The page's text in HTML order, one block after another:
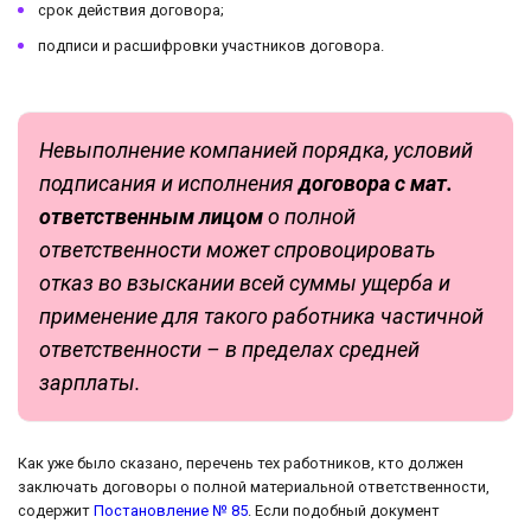
срок действия договора;
подписи и расшифровки участников договора.
Невыполнение компанией порядка, условий
подписания и исполнениядоговора с мат.
ответственным лицомо полной
ответственности может спровоцировать
отказ во взыскании всей суммы ущерба и
применение для такого работника частичной
ответственности – в пределах средней
зарплаты.
Как уже было сказано, перечень тех работников, кто должен
заключать договоры о полной материальной ответственности,
содержит Постановление № 85. Если подобный документ